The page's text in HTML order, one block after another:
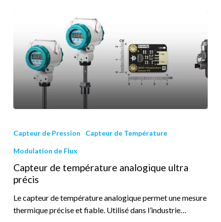
Capteur de Pression Capteur de Température
Modulation de Flux
Capteur de température analogique ultra
précis
Le capteur de température analogique permet une mesure
thermique précise et fiable. Utilisé dans l’industrie…